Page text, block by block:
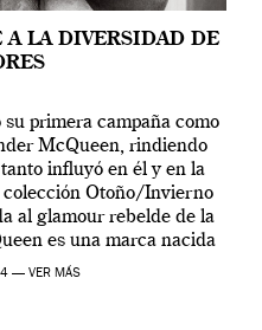
A LA DIVERSIDAD DE
primera campaña como
McQueen, rindiendo
influyó en él y en la
colección Otoño/Invierno
al glamour rebelde de la
es una marca nacida
ha […]
— VER MÁS